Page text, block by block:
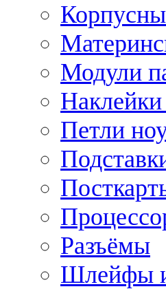
Модули
Наклейки
Петли
Разъёмы
Шлейфы